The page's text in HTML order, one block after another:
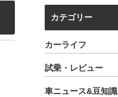
カテゴリー
カーライフ
試乗・レビュー
車ニュース&豆知識